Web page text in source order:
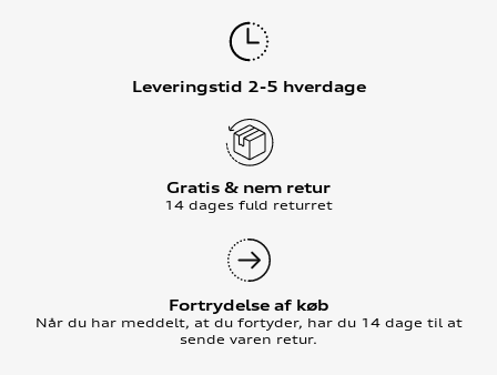
Leveringstid 2-5 hverdage
Gratis & nem retur
14 dages fuld returret
Fortrydelse af køb
Når du har meddelt, at du fortyder, har du 14 dage til at
sende varen retur.